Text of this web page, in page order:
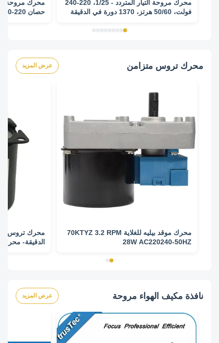
محرك مروحة التيار المتردد - 1/25، 220-240
فولت، 50/60 هرتز، 1370 دورة في الدقيقة
محرك تروس متزامن عرض المزيد
محرك موقد بيليه للغلاية 70KTYZ 3.2 RPM
28W AC220240-50HZ
نافذة مكيف الهواء مروحة عرض المزيد